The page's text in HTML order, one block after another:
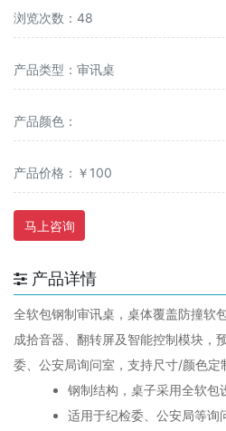
浏览次数：48
产品类型：审讯桌
产品颜色：
产品价格：￥100
马上咨询
产品详情
全软包钢制审讯桌，桌体覆盖防撞软
成拾音器、翻转屏及智能控制模块，
委、公安局询问室，支持尺寸/颜色定
钢制结构，桌子采用全软包
适用于纪检委、公安局等询